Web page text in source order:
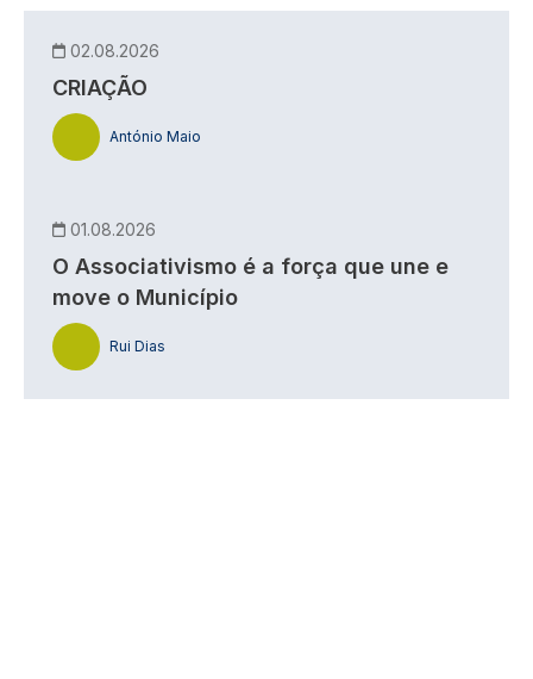
02.08.2026
CRIAÇÃO
António Maio
01.08.2026
O Associativismo é a força que une e
move o Município
Rui Dias